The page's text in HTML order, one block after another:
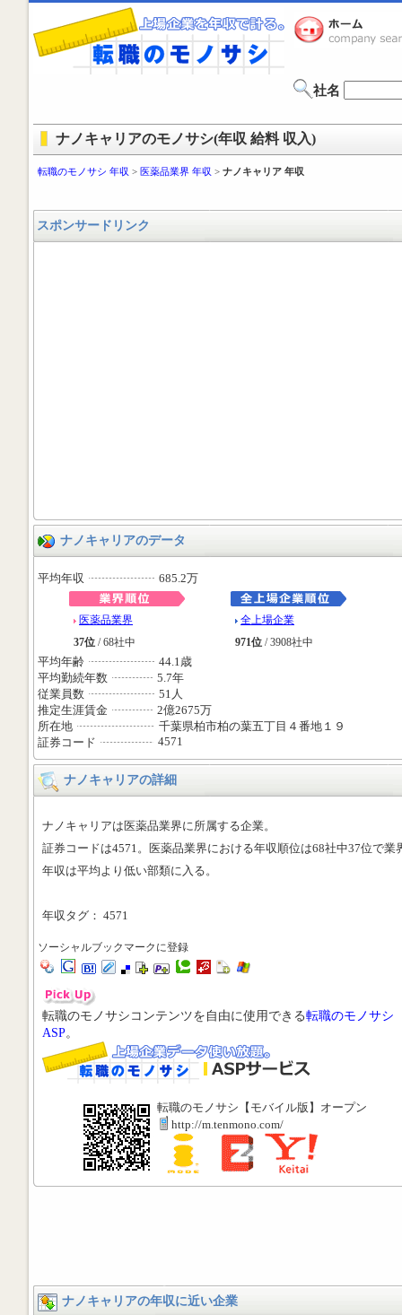
社名
ナノキャリアのモノサシ(年収 給料 収入)
転職のモノサシ 年収 > 医薬品業界 年収 > ナノキャリア 年収
スポンサードリンク
ナノキャリアのデータ
平均年収 685.2万
医薬品業界
37位 / 68社中
全上場企業
971位 / 3908社中
平均年齢
44.1歳
平均勤続年数
5.7年
従業員数
51人
推定生涯賃金
2億2675万
所在地
千葉県柏市柏の葉五丁目４番地１９
証券コード
4571
ナノキャリアの詳細
ナノキャリアは医薬品業界に所属する企業。
証券コードは4571。医薬品業界における年収順位は68社中37位で業
年収は平均より低い部類に入る。
年収タグ： 4571
ソーシャルブックマークに登録
転職のモノサシコンテンツを自由に使用できる転職のモノサシ
ASP。
転職のモノサシ【モバイル版】オープン
http://m.tenmono.com/
ナノキャリアの年収に近い企業